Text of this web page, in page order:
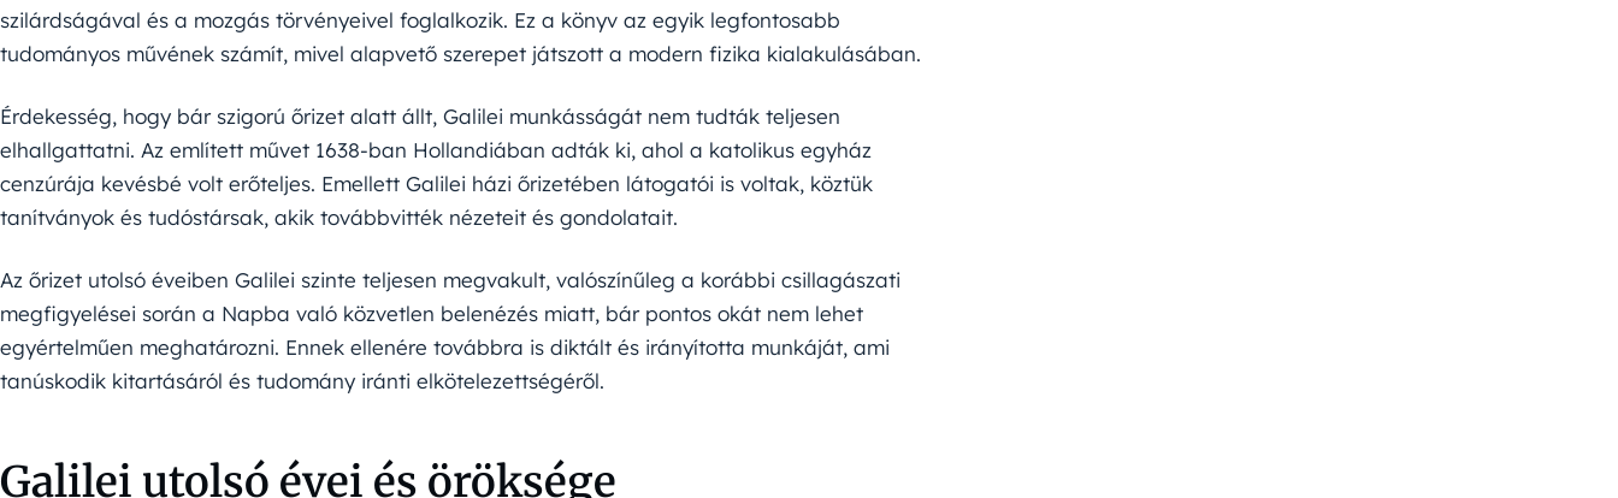
szilárdságával és a mozgás törvényeivel foglalkozik. Ez a könyv az egyik legfontosabb
tudományos művének számít, mivel alapvető szerepet játszott a modern fizika kialakulásában.
Érdekesség, hogy bár szigorú őrizet alatt állt, Galilei munkásságát nem tudták teljesen
elhallgattatni. Az említett művet 1638-ban Hollandiában adták ki, ahol a katolikus egyház
cenzúrája kevésbé volt erőteljes. Emellett Galilei házi őrizetében látogatói is voltak, köztük
tanítványok és tudóstársak, akik továbbvitték nézeteit és gondolatait.
Az őrizet utolsó éveiben Galilei szinte teljesen megvakult, valószínűleg a korábbi csillagászati
megfigyelései során a Napba való közvetlen belenézés miatt, bár pontos okát nem lehet
egyértelműen meghatározni. Ennek ellenére továbbra is diktált és irányította munkáját, ami
tanúskodik kitartásáról és tudomány iránti elkötelezettségéről.
Galilei utolsó évei és öröksége